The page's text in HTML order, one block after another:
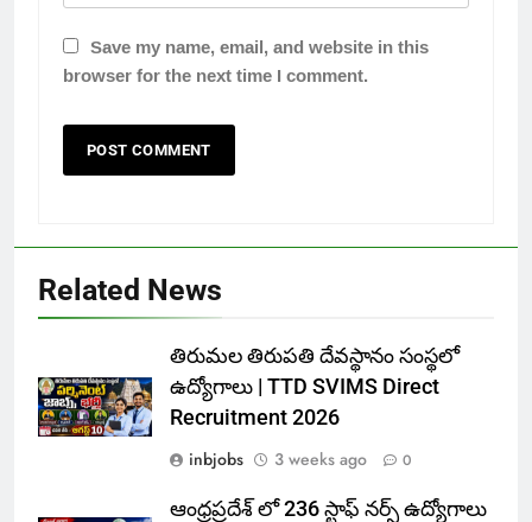
Save my name, email, and website in this
browser for the next time I comment.
Related News
తిరుమల తిరుపతి దేవస్థానం సంస్థలో
ఉద్యోగాలు | TTD SVIMS Direct
Recruitment 2026
inbjobs
3 weeks ago 0
ఆంధ్రప్రదేశ్ లో 236 స్టాఫ్ నర్స్ ఉద్యోగాలు